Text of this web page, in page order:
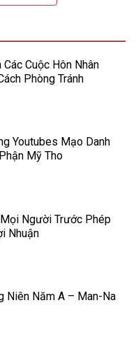
Cuộc Hôn Nhân
Phòng Tránh
Youtubes Mạo Danh
Mỹ Tho
Người Trước Phép
Nhuận
Niên Năm A – Man-Na